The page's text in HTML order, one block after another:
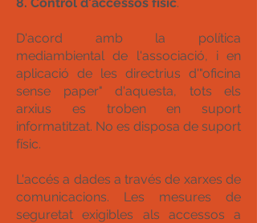
D'acord amb la política
mediambiental de l'associació, i en
aplicació de les directrius d'"oficina
sense paper" d'aquesta, tots els
arxius es troben en suport
informatitzat. No es disposa de suport
físic.
L'accés a dades a través de xarxes de
comunicacions. Les mesures de
seguretat exigibles als accessos a